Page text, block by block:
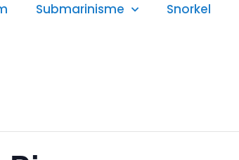
Submarinisme Snorkel